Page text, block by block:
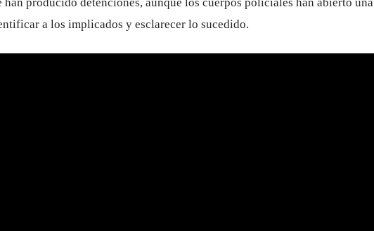
a los implicados y esclarecer lo sucedido.